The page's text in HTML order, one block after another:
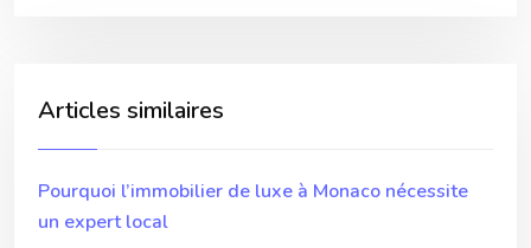
Articles similaires
Pourquoi l’immobilier de luxe à Monaco nécessite
un expert local